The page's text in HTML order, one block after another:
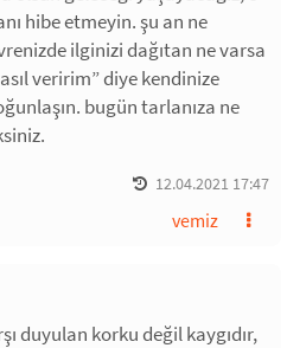
hibe etmeyin. şu an ne
ilginizi dağıtan ne varsa
veririm” diye kendinize
bugün tarlanıza ne
12.04.2021 17:47
vemiz
duyulan korku değil kaygıdır,